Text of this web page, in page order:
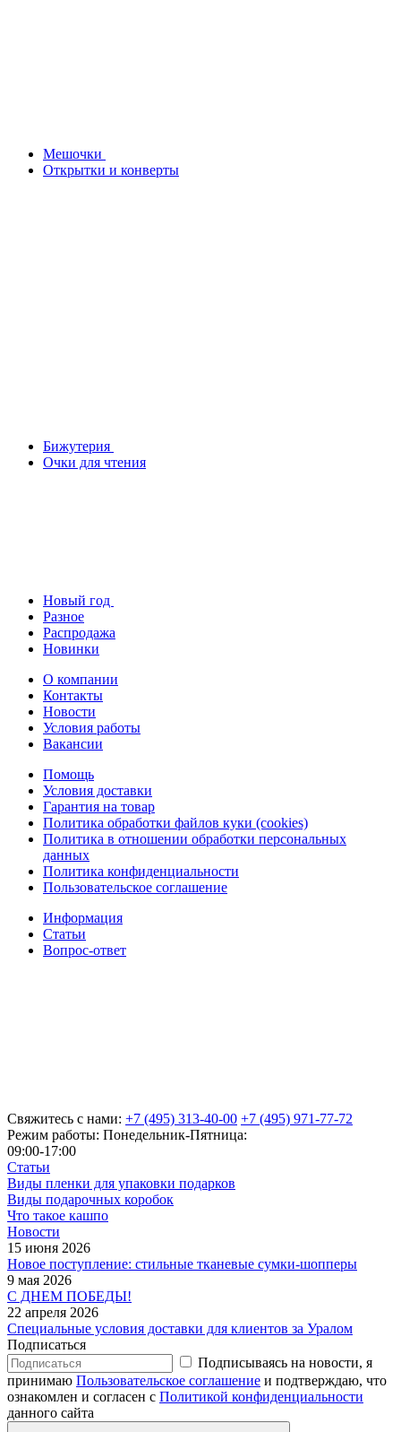
Мешочки
Открытки и конверты
Бижутерия
Очки для чтения
Новый год
Разное
Распродажа
Новинки
О компании
Контакты
Новости
Условия работы
Вакансии
Помощь
Условия доставки
Гарантия на товар
Политика обработки файлов куки (cookies)
Политика в отношении обработки персональных
данных
Политика конфиденциальности
Пользовательское соглашение
Информация
Статьи
Вопрос-ответ
Свяжитесь с нами: +7 (495) 313-40-00 +7 (495) 971-77-72
Режим работы: Понедельник-Пятница:
09:00-17:00
Статьи
Виды пленки для упаковки подарков
Виды подарочных коробок
Что такое кашпо
Новости
15 июня 2026
Новое поступление: стильные тканевые сумки-шопперы
9 мая 2026
С ДНЕМ ПОБЕДЫ!
22 апреля 2026
Специальные условия доставки для клиентов за Уралом
Подписаться
Подписываясь на новости, я
принимаю Пользовательское соглашение и подтверждаю, что
ознакомлен и согласен с Политикой конфиденциальности
данного сайта